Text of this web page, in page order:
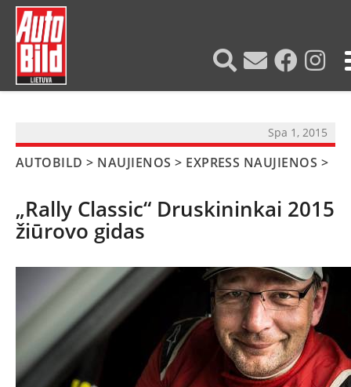
Spa 1, 2015
AUTOBILD > NAUJIENOS > EXPRESS NAUJIENOS >
„Rally Classic“ Druskininkai 2015
žiūrovo gidas